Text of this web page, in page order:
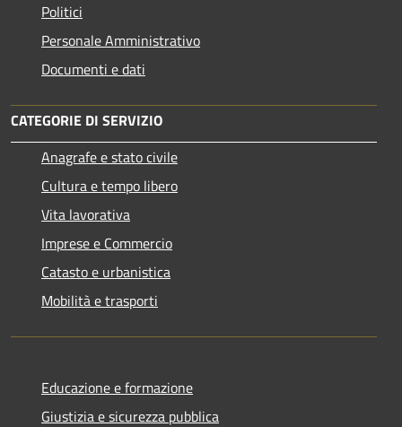
Politici
Personale Amministrativo
Documenti e dati
CATEGORIE DI SERVIZIO
Anagrafe e stato civile
Cultura e tempo libero
Vita lavorativa
Imprese e Commercio
Catasto e urbanistica
Mobilità e trasporti
Educazione e formazione
Giustizia e sicurezza pubblica